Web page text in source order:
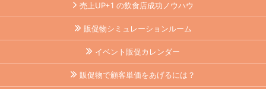
売上UP+1 の飲食店成功ノウハウ
販促物シミュレーションルーム
イベント販促カレンダー
販促物で顧客単価をあげるには？